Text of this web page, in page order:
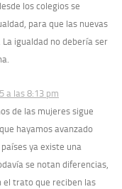
los colegios se
para que las nuevas
igualdad no debería ser
a las 8:13 pm
de las mujeres sigue
hayamos avanzado
ya existe una
se notan diferencias,
el trato que reciben las